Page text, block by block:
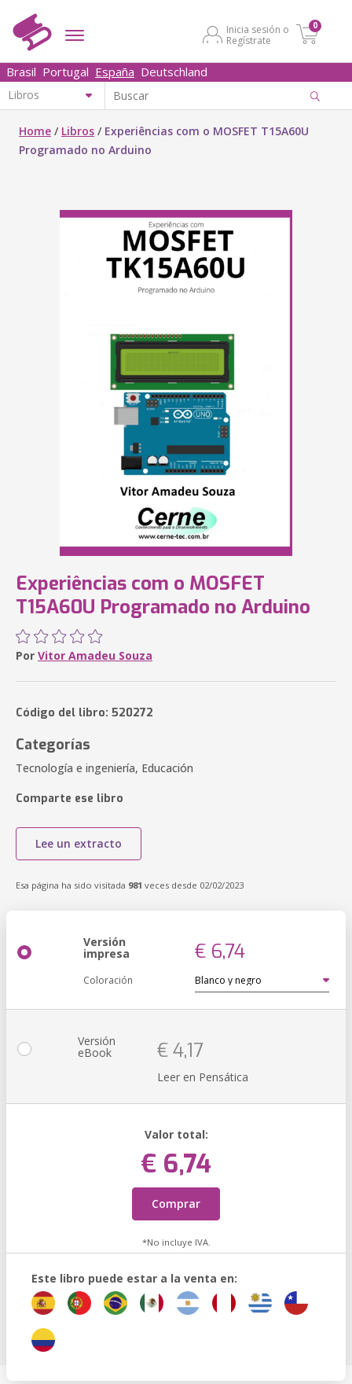
Inicia sesión o
Regístrate
0
Brasil Portugal España Deutschland
Home / Libros / Experiências com o MOSFET T15A60U
Programado no Arduino
Experiências com o MOSFET
T15A60U Programado no Arduino
Por Vitor Amadeu Souza
Código del libro: 520272
Categorías
Tecnología e ingeniería, Educación
Comparte ese libro
Lee un extracto
Esa página ha sido visitada 981 veces desde 02/02/2023
Versión
impresa € 6,74
Coloración
Versión
eBook € 4,17
Leer en Pensática
Valor total:
€ 6,74
Comprar
*No incluye IVA.
Este libro puede estar a la venta en: